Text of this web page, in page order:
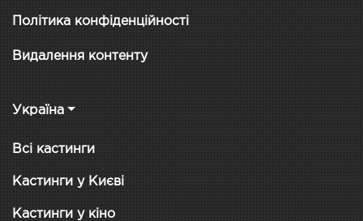
Політика конфіденційності
Видалення контенту
Україна
Всі кастинги
Кастинги у Києві
Кастинги у кіно